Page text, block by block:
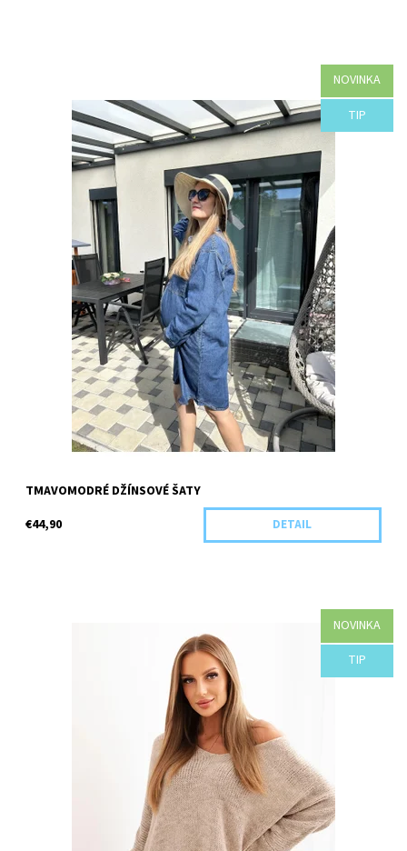
NOVINKA
TIP
Dostupnosť:
Objednané
H40-44101/S
TMAVOMODRÉ DŽÍNSOVÉ ŠATY
€44,90
DETAIL
NOVINKA
TIP
H29-44068/HNE